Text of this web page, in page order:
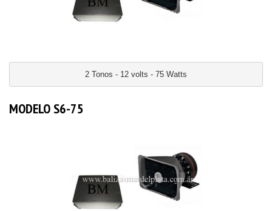
2 Tonos - 12 volts - 75 Watts
MODELO S6-75